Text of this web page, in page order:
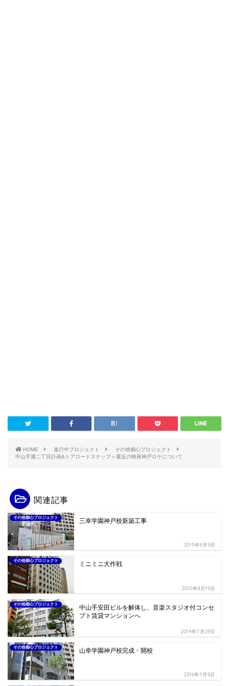
HOME 進行中プロジェクト
その他都心プロジェクト
中山手通二丁目計画&トアロードスナップ＋最近の映画神戸ロケについて
関連記事
その他都心プロジェクト 三幸学園神戸校新築工事
2015年9月9日
その他都心プロジェクト ミニミニ大作戦
2010年8月19日
その他都心プロジェクト
中山手安田ビルを解体し、音楽スタジオ付コンセ
プト賃貸マンションへ
2014年7月29日
その他都心プロジェクト 山幸学園神戸校完成・開校
2016年5月8日